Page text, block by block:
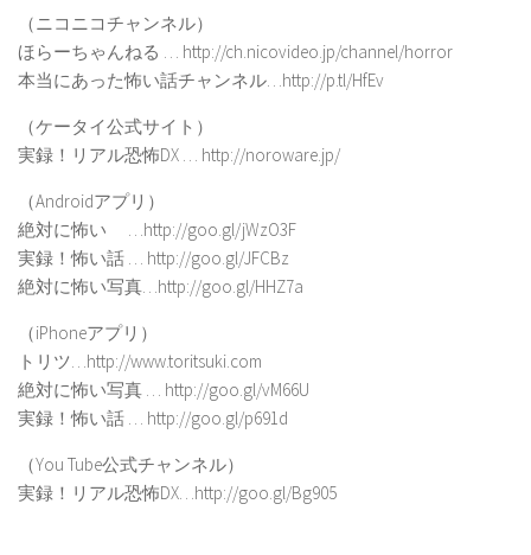
（ニコニコチャンネル）
ほらーちゃんねる … http://ch.nicovideo.jp/channel/horror
本当にあった怖い話チャンネル…http://p.tl/HfEv
（ケータイ公式サイト）
実録！リアル恐怖DX … http://noroware.jp/
（Androidアプリ）
絶対に怖い …http://goo.gl/jWzO3F
実録！怖い話 … http://goo.gl/JFCBz
絶対に怖い写真…http://goo.gl/HHZ7a
（iPhoneアプリ）
トリツ…http://www.toritsuki.com
絶対に怖い写真 … http://goo.gl/vM66U
実録！怖い話 … http://goo.gl/p691d
（You Tube公式チャンネル）
実録！リアル恐怖DX…http://goo.gl/Bg905